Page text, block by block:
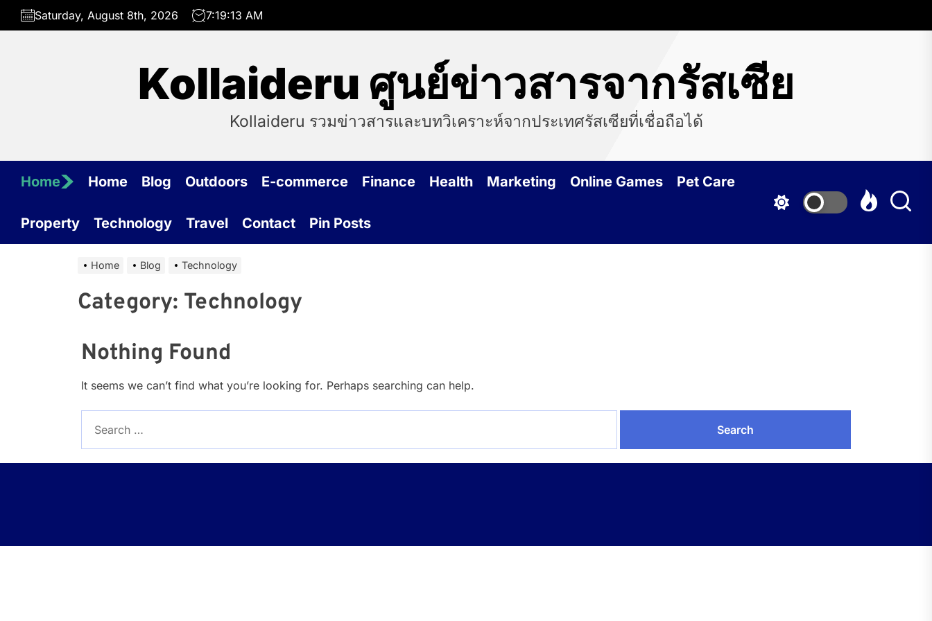
Skip
Saturday, August 8th, 2026 7:19:13 AM
Kollaideru ศูนย์ข่าวสารจากรัสเซีย
Kollaideru รวมข่าวสารและบทวิเคราะห์จากประเทศรัสเซียที่เชื่อถือได้
Home Home Blog Outdoors E-commerce Finance Health Marketing Online Games Pet Care
Property Technology Travel Contact Pin Posts
Home Blog Technology
Category: Technology
Nothing Found
It seems we can’t find what you’re looking for. Perhaps searching can help.
for: